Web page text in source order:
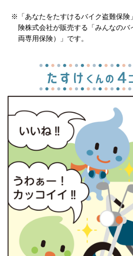
※「あなたをたすけるバイク盗難保険
険株式会社が販売する「みんなの
両専用保険）」です。